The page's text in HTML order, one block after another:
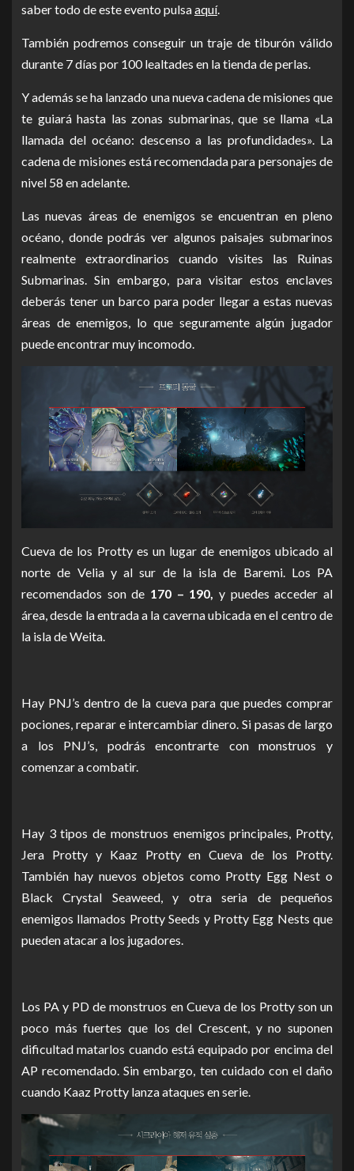
saber todo de este evento pulsaaquí.
También podremos conseguir un traje de tiburón válido
durante 7 días por 100 lealtades en la tienda de perlas.
Y además se ha lanzado una nueva cadena de misiones que
te guiará hasta las zonas submarinas, que se llama «La
llamada del océano: descenso a las profundidades». La
cadena de misiones está recomendada para personajes de
nivel 58 en adelante.
Las nuevas áreas de enemigos se encuentran en pleno
océano, donde podrás ver algunos paisajes submarinos
realmente extraordinarios cuando visites las Ruinas
Submarinas.
Sin embargo, para visitar estos enclaves
deberás tener un barco para poder llegar a estas nuevas
áreas de enemigos, lo que seguramente algún jugador
puede encontrar muy incomodo.
Cueva de los Protty es un lugar de enemigos ubicado al
norte de Velia y al sur de la isla de Baremi. Los PA
recomendados son de 170 – 190, y puedes acceder al
área, desde la entrada a la caverna ubicada en el centro de
la isla de Weita.
Hay PNJ’s dentro de la cueva para que puedes comprar
pociones, reparar e intercambiar dinero. Si pasas de largo
a los PNJ’s, podrás encontrarte con monstruos y
comenzar a combatir.
Hay 3 tipos de monstruos enemigos principales, Protty,
Jera Protty y Kaaz Protty en Cueva de los Protty.
También hay nuevos objetos como Protty Egg Nest o
Black Crystal Seaweed, y otra seria de pequeños
enemigos llamados Protty Seeds y Protty Egg Nests que
pueden atacar a los jugadores.
Los PA y PD de monstruos en Cueva de los Protty son un
poco más fuertes que los del Crescent, y no suponen
dificultad matarlos cuando está equipado por encima del
AP recomendado. Sin embargo, ten cuidado con el daño
cuando Kaaz Protty lanza ataques en serie.